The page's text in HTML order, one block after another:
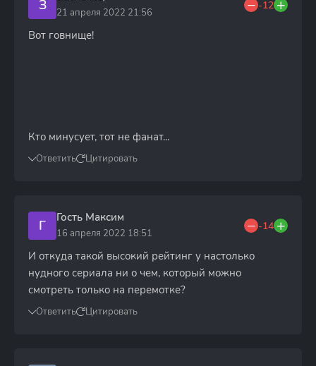
З 21 апреля 2022 21:56
-12
Вот говнище!
Кто минусует, тот не фанат...
Ответить Цитировать
Г Гость Максим
16 апреля 2022 18:51
-14
И откуда такой высокий рейтинг у настолько
нудного сериала ни о чем, который можно
смотреть только на перемотке?
Ответить Цитировать